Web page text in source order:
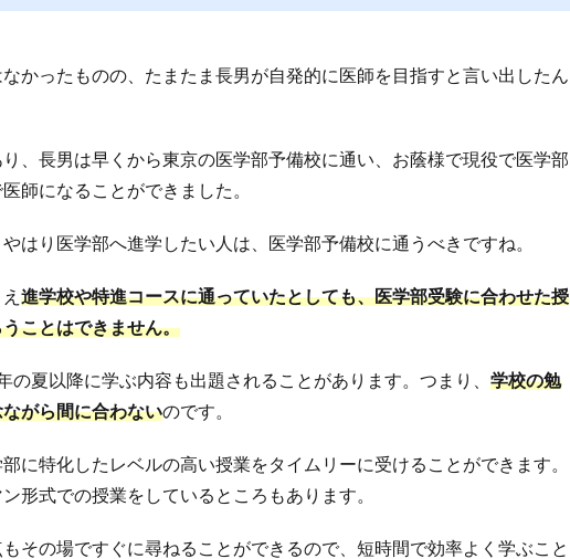
かったものの、たまたま長男が自発的に医師を目指すと言い出したん
、長男は早くから東京の医学部予備校に通い、お蔭様で現役で医学部
師になることができました。
はり医学部へ進学したい人は、医学部予備校に通うべきですね。
進学校や特進コースに通っていたとしても、医学部受験に合わせた授
ことはできません。
の夏以降に学ぶ内容も出題されることがあります。つまり、 学校の勉
がら間に合わないのです。
に特化したレベルの高い授業をタイムリーに受けることができます。
形式での授業をしているところもあります。
その場ですぐに尋ねることができるので、短時間で効率よく学ぶこと